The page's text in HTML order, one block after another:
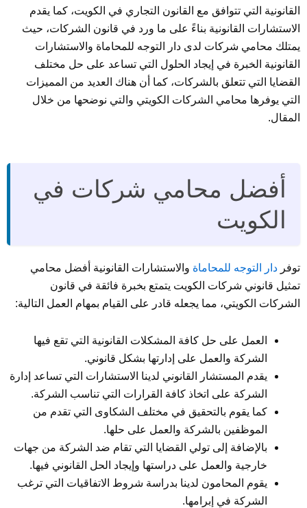
القانونية التي تتوافق مع القانون التجاري في الكويت، كما يقدم
الاستشارات القانونية بناءً على ما ورد في قانون الشركات، حيث
يمتلك محامي شركات لدى دار التوجه للمحاماة والاستشارات
القانونية الخبرة في إيجاد الحلول التي تساعد على حل مختلف
القضايا التي تتعلق بالشركات، كما أن هناك العديد من المميزات
التي يوفرها محامي الشركات الكويتي والتي نوضحها من خلال
المقال.
أفضل محامي شركات في
الكويت
توفر دار التوجه للمحاماة والاستشارات القانونية أفضل محامي
تمثيل قانوني شركات الكويت يتمتع بخبرة فائقة في قانون
الشركات الكويتي، مما يجعله قادر على القيام بمهام العمل التالية:
العمل على حل كافة المشكلات القانونية التي تقع فيها
الشركة والعمل على إدارتها بشكل قانوني.
يقدم المستشار القانوني لدينا الاستشارات التي تساعد إدارة
الشركة على اتخاذ كافة القرارات التي تناسب الشركة.
كما يقوم بالتحقيق في مختلف الشكاوى التي تقدم من
الموظفين بالشركة والعمل على حلها.
بالإضافة إلى تولي القضايا التي تقام ضد الشركة من جهات
خارجية والعمل على دراستها وإيجاد الحل القانوني فيها.
يقوم المحامون لدينا بدراسة شروط الاتفاقيات التي ترغب
الشركة في إبرامها.